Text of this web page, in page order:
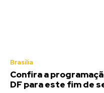
Brasília
Confira a
DF para este fim de